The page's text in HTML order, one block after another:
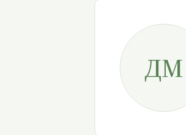
ДМ